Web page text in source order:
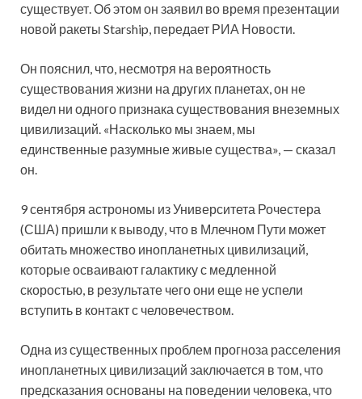
существует. Об этом он заявил во время презентации
новой ракеты Starship, передает РИА Новости.
Он пояснил, что, несмотря на вероятность
существования жизни на других планетах, он не
видел ни одного признака существования внеземных
цивилизаций. «Насколько мы знаем, мы
единственные разумные живые существа», — сказал
он.
9 сентября астрономы из Университета Рочестера
(США) пришли к выводу, что в Млечном Пути может
обитать множество инопланетных цивилизаций,
которые осваивают галактику с медленной
скоростью, в результате чего они еще не успели
вступить в контакт с человечеством.
Одна из существенных проблем прогноза расселения
инопланетных цивилизаций заключается в том, что
предсказания основаны на поведении человека, что